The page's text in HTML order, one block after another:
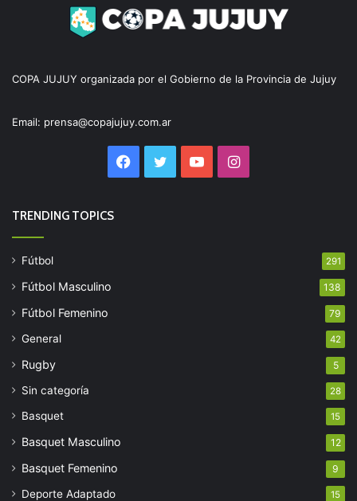
COPA JUJUY organizada por el Gobierno de la Provincia de Jujuy
Email: prensa@copajujuy.com.ar
Facebook
TwitterYouTubeInstagram
TRENDING TOPICS
Fútbol 291
Fútbol Masculino 138
Fútbol Femenino 79
General 42
Rugby 5
Sin categoría 28
Basquet 15
Basquet Masculino 12
Basquet Femenino 9
Deporte Adaptado 15